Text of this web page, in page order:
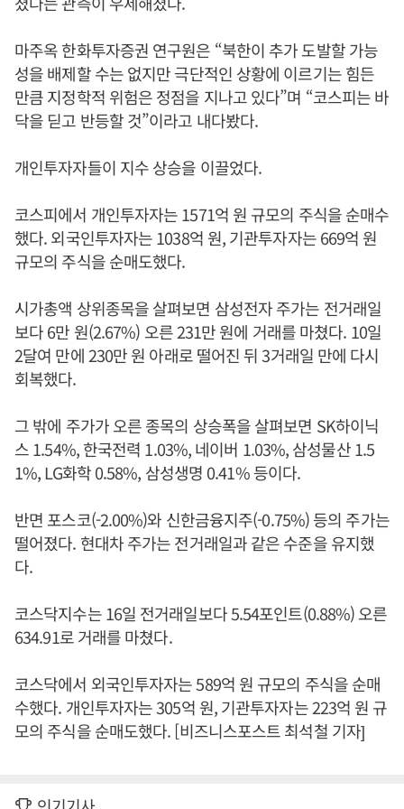
마주옥 한화투자증권 연구원은 “북한이 추가 도발할 가능
성을 배제할 수는 없지만 극단적인 상황에 이르기는 힘든
만큼 지정학적 위험은 정점을 지나고 있다”며 “코스피는 바
닥을 딛고 반등할 것”이라고 내다봤다.
개인투자자들이 지수 상승을 이끌었다.
코스피에서 개인투자자는 1571억 원 규모의 주식을 순매수
했다. 외국인투자자는 1038억 원, 기관투자자는 669억 원
규모의 주식을 순매도했다.
시가총액 상위종목을 살펴보면 삼성전자 주가는 전거래일
보다 6만 원(2.67%) 오른 231만 원에 거래를 마쳤다. 10일
2달여 만에 230만 원 아래로 떨어진 뒤 3거래일 만에 다시
회복했다.
그 밖에 주가가 오른 종목의 상승폭을 살펴보면 SK하이닉
스 1.54%, 한국전력 1.03%, 네이버 1.03%, 삼성물산 1.5
1%, LG화학 0.58%, 삼성생명 0.41% 등이다.
반면 포스코(-2.00%)와 신한금융지주(-0.75%) 등의 주가는
떨어졌다. 현대차 주가는 전거래일과 같은 수준을 유지했
다.
코스닥지수는 16일 전거래일보다 5.54포인트(0.88%) 오른
634.91로 거래를 마쳤다.
코스닥에서 외국인투자자는 589억 원 규모의 주식을 순매
수했다. 개인투자자는 305억 원, 기관투자자는 223억 원 규
모의 주식을 순매도했다. [비즈니스포스트 최석철 기자]